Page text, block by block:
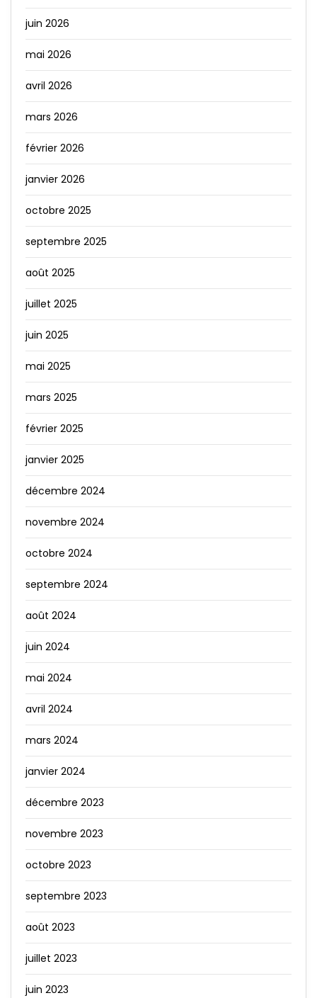
juin 2026
mai 2026
avril 2026
mars 2026
février 2026
janvier 2026
octobre 2025
septembre 2025
août 2025
juillet 2025
juin 2025
mai 2025
mars 2025
février 2025
janvier 2025
décembre 2024
novembre 2024
octobre 2024
septembre 2024
août 2024
juin 2024
mai 2024
avril 2024
mars 2024
janvier 2024
décembre 2023
novembre 2023
octobre 2023
septembre 2023
août 2023
juillet 2023
juin 2023